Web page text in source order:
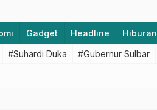
Gadget Headline Hiburan
#Suhardi Duka #Gubernur Sulbar